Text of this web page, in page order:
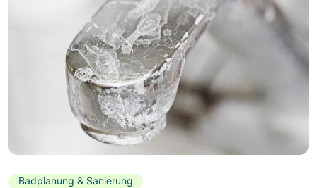
Badplanung & Sanierung